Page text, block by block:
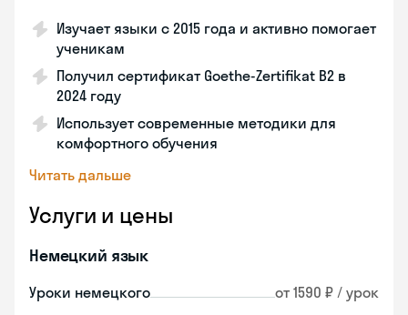
Изучает языки с 2015 года и активно помогает
ученикам
Получил сертификат Goethe-Zertifikat B2 в
2024 году
Использует современные методики для
комфортного обучения
Читать дальше
Услуги и цены
Немецкий язык
Уроки немецкого от 1590 ₽ / урок